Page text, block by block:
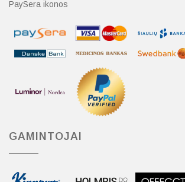
PaySera ikonos
GAMINTOJAI